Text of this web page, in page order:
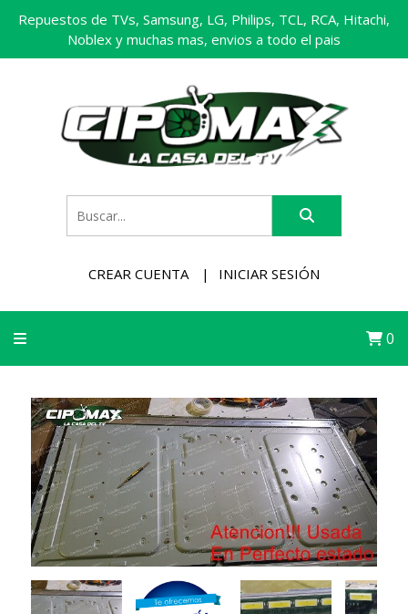
Repuestos de TVs, Samsung, LG, Philips, TCL, RCA, Hitachi,
Noblex y muchas mas, envios a todo el pais
CREAR CUENTA INICIAR SESIÓN
0